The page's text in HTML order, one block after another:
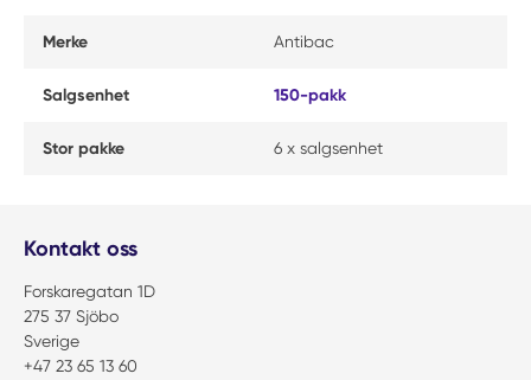
Merke Antibac
Salgsenhet 150-pakk
Stor pakke 6 x salgsenhet
Kontakt oss
Forskaregatan 1D
275 37 Sjöbo
Sverige
+47 23 65 13 60